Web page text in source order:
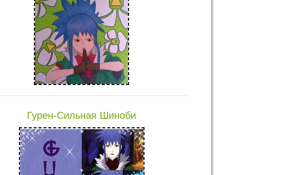
Гурен-Сильная Шиноби